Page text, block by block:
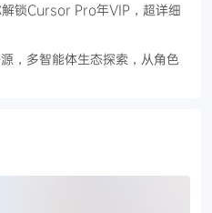
锁Cursor Pro年VIP，超详细
多智能体生态探索，从角色